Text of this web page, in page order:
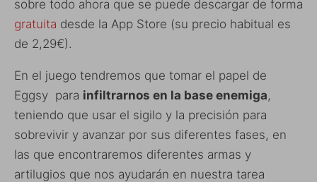
sobre todo ahora que se puede descargar de forma
gratuita desde la App Store (su precio habitual es
de 2,29€).
En el juego tendremos que tomar el papel de
Eggsy para infiltrarnos en la base enemiga,
teniendo que usar el sigilo y la precisión para
sobrevivir y avanzar por sus diferentes fases, en
las que encontraremos diferentes armas y
artilugios que nos ayudarán en nuestra tarea